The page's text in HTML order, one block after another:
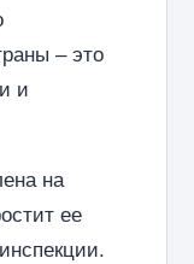
– это
и
на
ее